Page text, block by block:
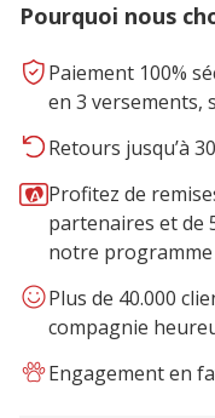
Pourquoi nous
Paiement 100%
en 3 versements,
Retours jusqu’à
Profitez de
partenaires et de
notre programme
Plus de 40.000
compagnie
Engagement en